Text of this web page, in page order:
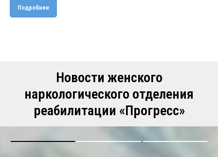
Подробнее
Новости женского
наркологического отделения
реабилитации «Прогресс»